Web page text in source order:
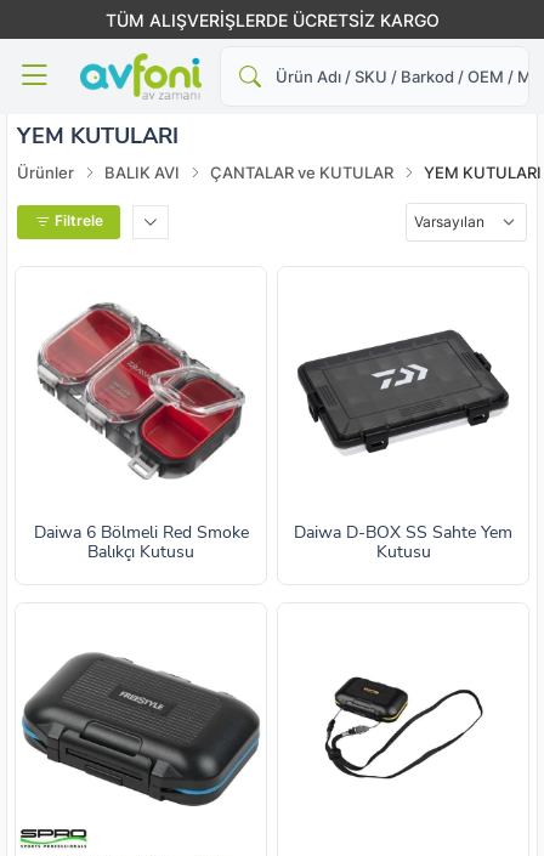
TÜM ALIŞVERİŞLERDE ÜCRETSİZ KARGO
Ara
YEM KUTULARI
Ürünler BALIK AVI ÇANTALAR ve KUTULAR YEM KUTULARI
Filtrele
Daiwa 6 Bölmeli Red Smoke
Balıkçı Kutusu
Daiwa D-BOX SS Sahte Yem
Kutusu